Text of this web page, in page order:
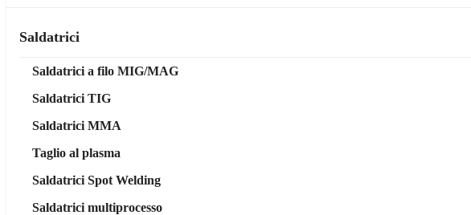
Saldatrici
Saldatrici a filo MIG/MAG
Saldatrici TIG
Saldatrici MMA
Taglio al plasma
Saldatrici Spot Welding
Saldatrici multiprocesso